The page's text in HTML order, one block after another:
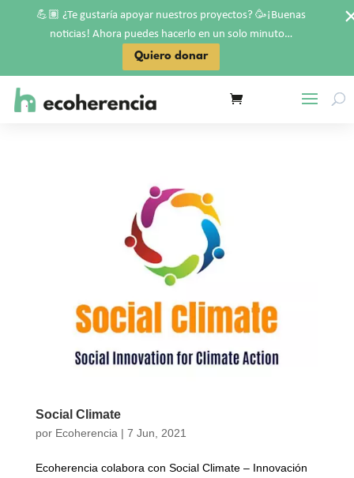
Social Climate
por Ecoherencia | 7 Jun, 2021
Ecoherencia colabora con Social Climate – Innovación
💪🏽 ¿Te gustaría apoyar nuestros proyectos? 🥳¡Buenas
noticias! Ahora puedes hacerlo en un solo minuto…
Quiero donar